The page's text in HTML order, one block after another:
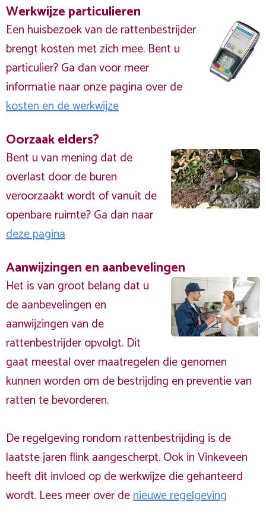
Werkwijze particulieren
Een huisbezoek van de rattenbestrijder
brengt kosten met zich mee. Bent u
particulier? Ga dan voor meer
informatie naar onze pagina over de
kosten en de werkwijze
Oorzaak elders?
Bent u van mening dat de
overlast door de buren
veroorzaakt wordt of vanuit de
openbare ruimte? Ga dan naar
deze pagina
Aanwijzingen en aanbevelingen
Het is van groot belang dat u
de aanbevelingen en
aanwijzingen van de
rattenbestrijder opvolgt. Dit
gaat meestal over maatregelen die genomen
kunnen worden om de bestrijding en preventie van
ratten te bevorderen.
De regelgeving rondom rattenbestrijding is de
laatste jaren flink aangescherpt. Ook in Vinkeveen
heeft dit invloed op de werkwijze die gehanteerd
wordt. Lees meer over denieuwe regelgeving